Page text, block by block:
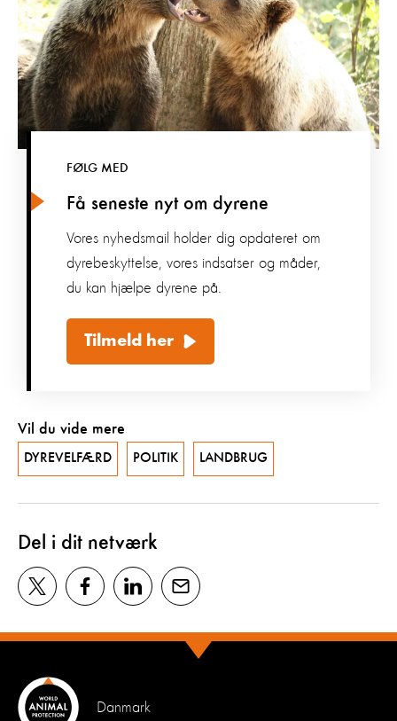
Få seneste nyt om dyrene
FØLG MED
Vores nyhedsmail holder dig opdateret om
dyrebeskyttelse, vores indsatser og måder,
du kan hjælpe dyrene på.
Tilmeld her
Vil du vide mere
DYREVELFÆRD POLITIK LANDBRUG
Del i dit netværk
Danmark